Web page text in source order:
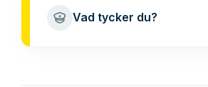
Vad tycker du?